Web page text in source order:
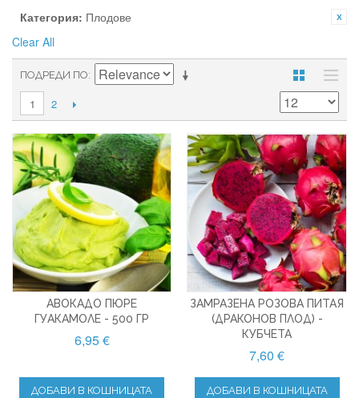
Категория: Плодове
Clear All
ПОДРЕДИ ПО
1 2
АВОКАДО ПЮРЕ
ГУАКАМОЛЕ - 500 ГР
6,95 €
ДОБАВИ В КОШНИЦАТА
ЗАМРАЗЕНА РОЗОВА ПИТАЯ
(ДРАКОНОВ ПЛОД) -
КУБЧЕТА
7,60 €
ДОБАВИ В КОШНИЦАТА